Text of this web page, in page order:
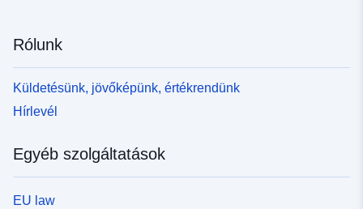
Rólunk
Küldetésünk, jövőképünk, értékrendünk
Hírlevél
Egyéb szolgáltatások
EU law